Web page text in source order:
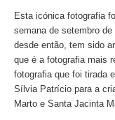
Centro e Norte de
Caminhos de Espanha
Mérida e Madrid > 2
Reserve
Esta icónica fotografia
semana de setembro
desde então, tem sido
que é a fotografia mais
fotografia que foi tirada
Sílvia Patrício para a
Marto e Santa Jacinta